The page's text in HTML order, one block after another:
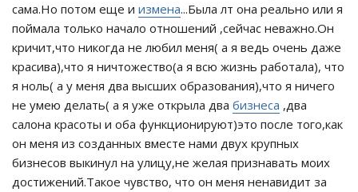
сама.Но потом еще и измена...Была лт она реально или я
поймала только начало отношений ,сейчас неважно.Он
кричит,что никогда не любил меня( а я ведь очень даже
красива),что я ничтожество(а я всю жизнь работала), что
я ноль( а у меня два высших образования),что я ничего
не умею делать( а я уже открыла два бизнеса ,два
салона красоты и оба функционируют)это после того,как
он меня из созданных вместе нами двух крупных
бизнесов выкинул на улицу,не желая признавать моих
достижений.Такое чувство, что он меня ненавидит за